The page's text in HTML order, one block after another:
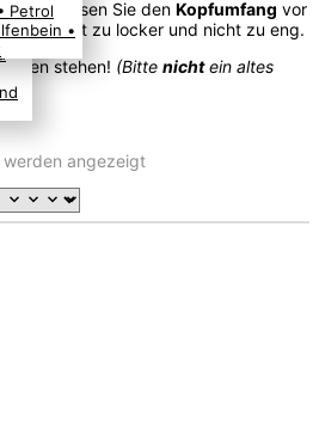
Petrol
•
Messen Sie den Kopfumfang vor
nicht zu locker und nicht zu eng.
stehen! (Bitte nichtein altes
werden angezeigtNach